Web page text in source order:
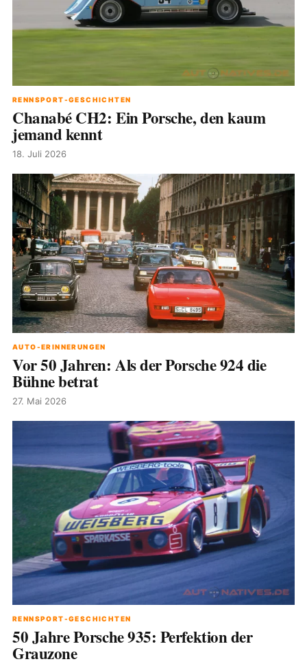
RENNSPORT-GESCHICHTEN
Chanabé CH2: Ein Porsche, den kaum
jemand kennt
18. Juli 2026
AUTO-ERINNERUNGEN
Vor 50 Jahren: Als der Porsche 924 die
Bühne betrat
27. Mai 2026
RENNSPORT-GESCHICHTEN
50 Jahre Porsche 935: Perfektion der
Grauzone